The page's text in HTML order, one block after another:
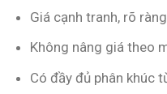
Giá cạnh tranh, rõ
Không nâng giá theo
Có đầy đủ phân khúc